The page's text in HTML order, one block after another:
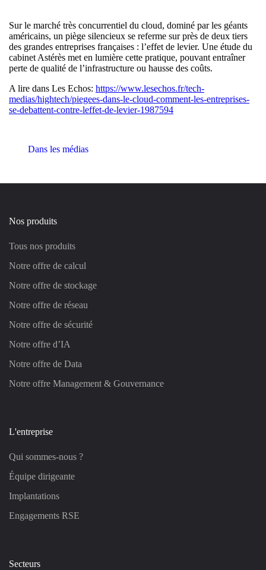
Sur le marché très concurrentiel du cloud, dominé par les géants
américains, un piège silencieux se referme sur près de deux tiers
des grandes entreprises françaises : l’effet de levier. Une étude du
cabinet Astérès met en lumière cette pratique, pouvant entraîner
perte de qualité de l’infrastructure ou hausse des coûts.
A lire dans Les Echos: https://www.lesechos.fr/tech-
medias/hightech/piegees-dans-le-cloud-comment-les-entreprises-
se-debattent-contre-leffet-de-levier-1987594
Dans les médias
Nos produits
Tous nos produits
Notre offre de calcul
Notre offre de stockage
Notre offre de réseau
Notre offre de sécurité
Notre offre d’IA
Notre offre de Data
Notre offre Management & Gouvernance
L'entreprise
Qui sommes-nous ?
Équipe dirigeante
Implantations
Engagements RSE
Secteurs